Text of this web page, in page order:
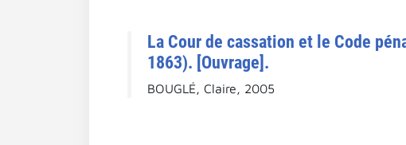
La Cour de cassation et le Code
1863). [Ouvrage].
BOUGLÉ, Claire, 2005